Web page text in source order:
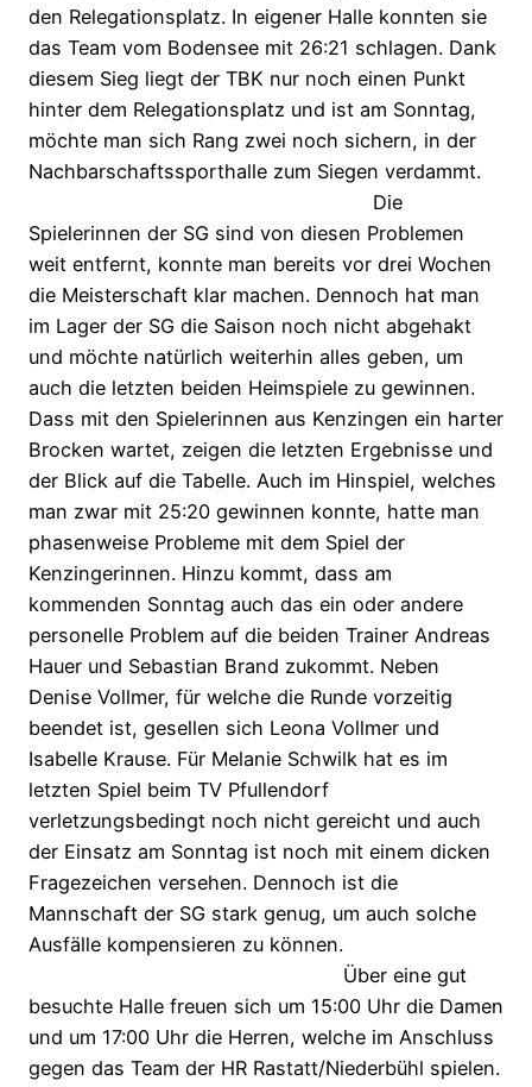
den Relegationsplatz. In eigener Halle konnten sie
das Team vom Bodensee mit 26:21 schlagen. Dank
diesem Sieg liegt der TBK nur noch einen Punkt
hinter dem Relegationsplatz und ist am Sonntag,
möchte man sich Rang zwei noch sichern, in der
Nachbarschaftssporthalle zum Siegen verdammt.
Die
Spielerinnen der SG sind von diesen Problemen
weit entfernt, konnte man bereits vor drei Wochen
die Meisterschaft klar machen. Dennoch hat man
im Lager der SG die Saison noch nicht abgehakt
und möchte natürlich weiterhin alles geben, um
auch die letzten beiden Heimspiele zu gewinnen.
Dass mit den Spielerinnen aus Kenzingen ein harter
Brocken wartet, zeigen die letzten Ergebnisse und
der Blick auf die Tabelle. Auch im Hinspiel, welches
man zwar mit 25:20 gewinnen konnte, hatte man
phasenweise Probleme mit dem Spiel der
Kenzingerinnen. Hinzu kommt, dass am
kommenden Sonntag auch das ein oder andere
personelle Problem auf die beiden Trainer Andreas
Hauer und Sebastian Brand zukommt. Neben
Denise Vollmer, für welche die Runde vorzeitig
beendet ist, gesellen sich Leona Vollmer und
Isabelle Krause. Für Melanie Schwilk hat es im
letzten Spiel beim TV Pfullendorf
verletzungsbedingt noch nicht gereicht und auch
der Einsatz am Sonntag ist noch mit einem dicken
Fragezeichen versehen. Dennoch ist die
Mannschaft der SG stark genug, um auch solche
Ausfälle kompensieren zu können.
Über eine gut
besuchte Halle freuen sich um 15:00 Uhr die Damen
und um 17:00 Uhr die Herren, welche im Anschluss
gegen das Team der HR Rastatt/Niederbühl spielen.